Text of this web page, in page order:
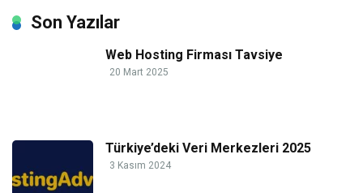
Son Yazılar
Web Hosting Firması Tavsiye
20 Mart 2025
Türkiye’deki Veri Merkezleri 2025
3 Kasım 2024